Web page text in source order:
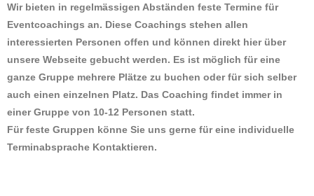
Wir bieten in regelmässigen Abständen feste Termine für
Eventcoachings an. Diese Coachings stehen allen
interessierten Personen offen und können direkt hier über
unsere Webseite gebucht werden. Es ist möglich für eine
ganze Gruppe mehrere Plätze zu buchen oder für sich selber
auch einen einzelnen Platz. Das Coaching findet immer in
einer Gruppe von 10-12 Personen statt.
Für feste Gruppen könne Sie uns gerne für eine individuelle
Terminabsprache Kontaktieren.